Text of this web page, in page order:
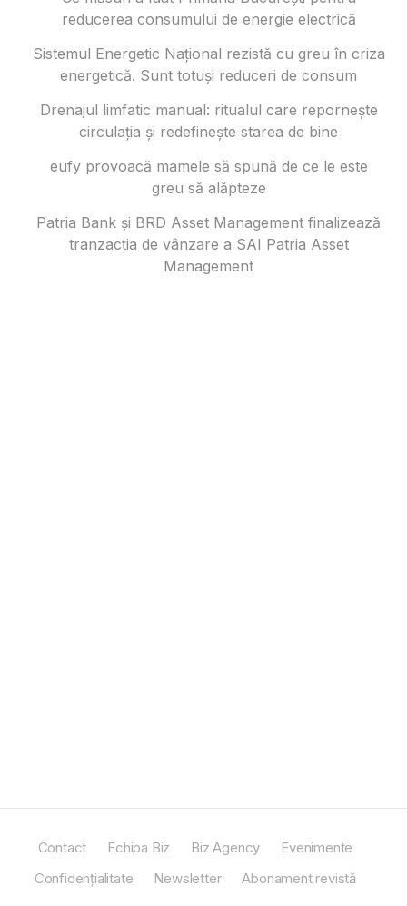
reducerea consumului de energie electrică
Sistemul Energetic Național rezistă cu greu în criza
energetică. Sunt totuși reduceri de consum
Drenajul limfatic manual: ritualul care repornește
circulația și redefinește starea de bine
eufy provoacă mamele să spună de ce le este
greu să alăpteze
Patria Bank și BRD Asset Management finalizează
tranzacția de vânzare a SAI Patria Asset
Management
Contact Echipa Biz Biz Agency
Evenimente
Confidențialitate
Newsletter Abonament revistă